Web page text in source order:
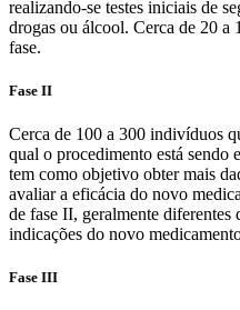
realizando-se testes iniciais de
drogas ou álcool. Cerca de 20 a
fase.
Fase II
Cerca de 100 a 300 indivíduos
qual o procedimento está sendo
tem como objetivo obter mais
avaliar a eficácia do novo
de fase II, geralmente diferentes
indicações do novo
Fase III